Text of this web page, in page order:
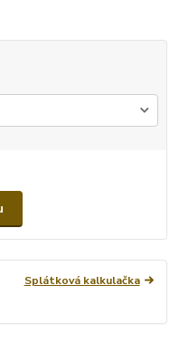
Splátková kalkulačka